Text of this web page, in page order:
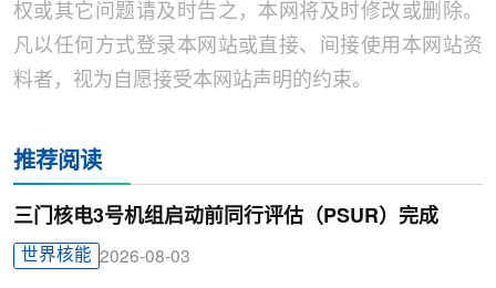
权或其它问题请及时告之，本网将及时修改或删除。
凡以任何方式登录本网站或直接、间接使用本网站资
料者，视为自愿接受本网站声明的约束。
推荐阅读
三门核电3号机组启动前同行评估（PSUR）完成
世界核能 2026-08-03